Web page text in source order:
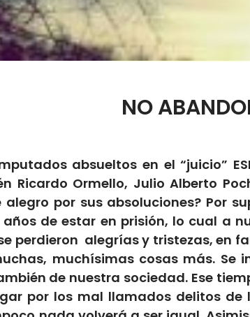
NO
absueltos en el “juicio”
Ricardo Ormello, Julio Alberto
alegro por sus absoluciones? Por
años de estar en prisión, lo cual a
perdieron alegrías y tristezas, en
muchísimas cosas más.
de nuestra sociedad. Ese
por los mal llamados delitos